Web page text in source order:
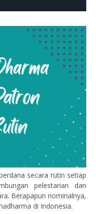
secara rutin setiap
pelestarian dan
Berapapun nominalnya,
di Indonesia.